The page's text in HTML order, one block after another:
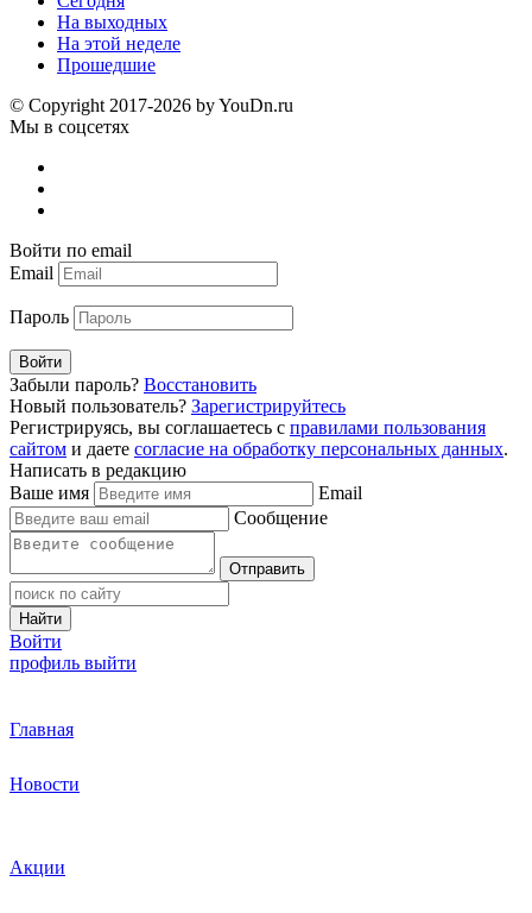
На выходных
На этой неделе
Прошедшие
© Copyright 2017-2026 by YouDn.ru
Мы в соцсетях
Войти по email
Email
Пароль
Войти
Забыли пароль? Восстановить
Новый пользователь? Зарегистрируйтесь
Регистрируясь, вы соглашаетесь с правилами пользования
сайтом и даете согласие на обработку персональных данных.
Написать в редакцию
Ваше имя
Email
Сообщение
Отправить
Найти
Войти
профиль выйти
Главная
Новости
Акции